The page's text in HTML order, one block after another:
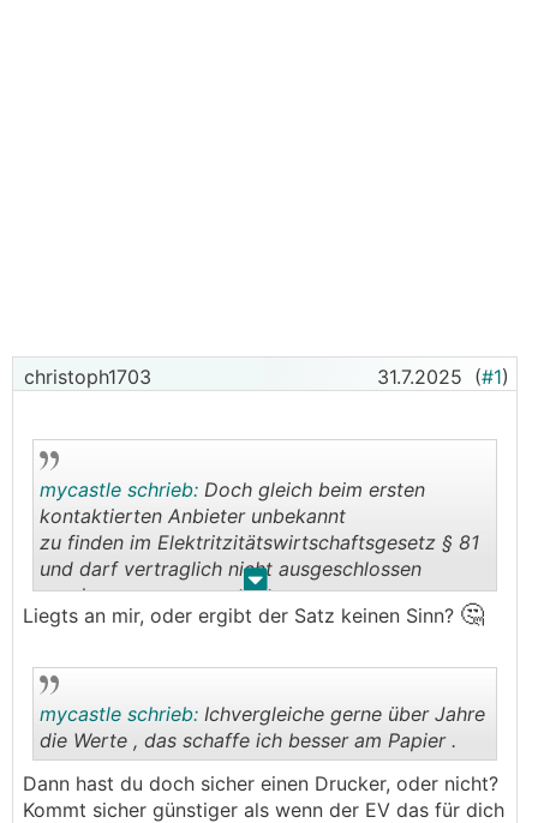
christoph1703 31.7.2025 (#1)
. .
mycastle schrieb: Doch gleich beim ersten
kontaktierten Anbieter unbekannt
zu finden im Elektritzitätswirtschaftsgesetz § 81
und darf vertraglich nicht ausgeschlossen
werden.
Liegts an mir, oder ergibt der Satz keinen Sinn? 🤔
.
mycastle schrieb: Ichvergleiche gerne über Jahre
die Werte , das schaffe ich besser am Papier .
Dann hast du doch sicher einen Drucker, oder nicht?
Kommt sicher günstiger als wenn der EV das für dich